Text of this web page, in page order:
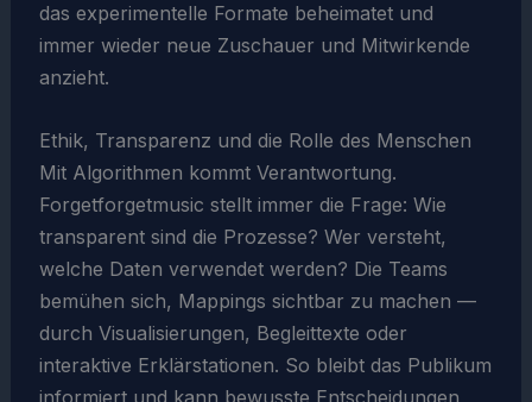
das experimentelle Formate beheimatet und
immer wieder neue Zuschauer und Mitwirkende
anzieht.
Ethik, Transparenz und die Rolle des Menschen
Mit Algorithmen kommt Verantwortung.
Forgetforgetmusic stellt immer die Frage: Wie
transparent sind die Prozesse? Wer versteht,
welche Daten verwendet werden? Die Teams
bemühen sich, Mappings sichtbar zu machen —
durch Visualisierungen, Begleittexte oder
interaktive Erklärstationen. So bleibt das Publikum
informiert und kann bewusste Entscheidungen